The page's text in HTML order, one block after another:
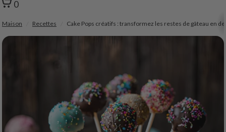
0
Maison Recettes Cake Pops créatifs : transformez les restes de gâteau en